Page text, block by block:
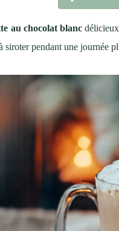
au chocolat blancdélicieux
siroter pendant une journée